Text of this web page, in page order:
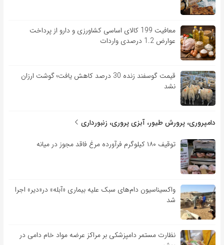
معافیت 199 کالای اساسی کشاورزی و دارو از پرداخت
عوارض 1.2 درصدی واردات
قیمت گوسفند زنده 30 درصد کاهش یافت؛ گوشت ارزان
نشد
دامپروری، پرورش طیور، آبزی پروری، زنبورداری
توقیف ۱۸۰ کیلوگرم فرآورده مرغ فاقد مجوز در میانه
واکسیناسیون دام‌های سبک علیه بیماری «آبله» در«دیر» اجرا
شد
نظارت مستمر دامپزشکی بر مراکز عرضه مواد خام دامی در